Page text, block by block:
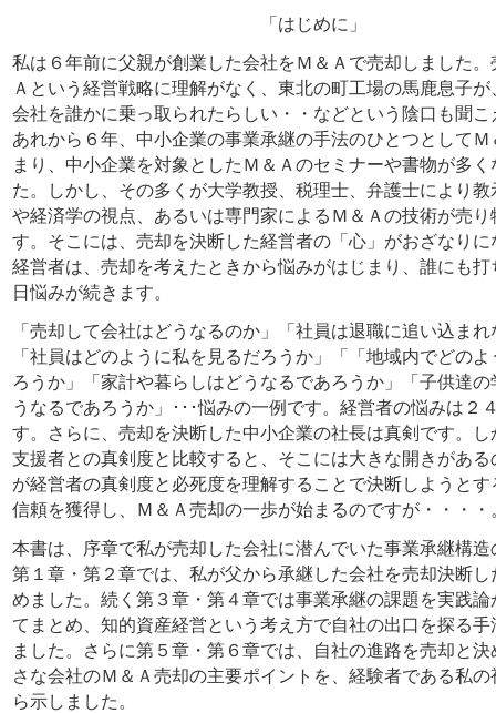
「はじめに」
私は６年前に父親が創業した会社をＭ＆Ａで売却しました
Ａという経営戦略に理解がなく、東北の町工場の馬鹿息子
会社を誰かに乗っ取られたらしい・・などという陰口も聞
あれから６年、中小企業の事業承継の手法のひとつとして
まり、中小企業を対象としたＭ＆Ａのセミナーや書物が多
た。しかし、その多くが大学教授、税理士、弁護士により
や経済学の視点、あるいは専門家によるＭ＆Ａの技術が売
す。そこには、売却を決断した経営者の「心」がおざなり
経営者は、売却を考えたときから悩みがはじまり、誰にも
日悩みが続きます。
「売却して会社はどうなるのか」「社員は退職に追い込ま
「社員はどのように私を見るだろうか」「「地域内でどの
ろうか」「家計や暮らしはどうなるであろうか」「子供達
うなるであろうか」･･･悩みの一例です。経営者の悩みは２
す。さらに、売却を決断した中小企業の社長は真剣です。
支援者との真剣度と比較すると、そこには大きな開きがあ
が経営者の真剣度と必死度を理解することで決断しようと
信頼を獲得し、Ｍ＆Ａ売却の一歩が始まるのですが・・・・
本書は、序章で私が売却した会社に潜んでいた事業承継構
第１章・第２章では、私が父から承継した会社を売却決断
めました。続く第３章・第４章では事業承継の課題を実践
てまとめ、知的資産経営という考え方で自社の出口を探る
ました。さらに第５章・第６章では、自社の進路を売却と
さな会社のＭ＆Ａ売却の主要ポイントを、経験者である私
ら示しました。